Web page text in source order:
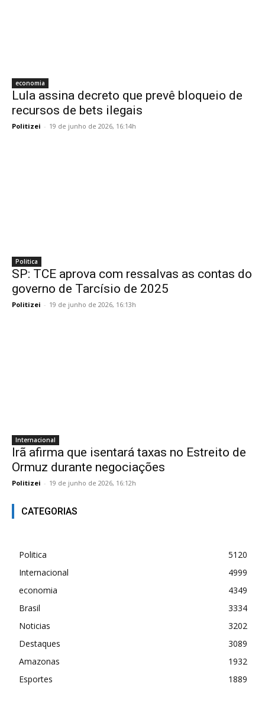
economia
Lula assina decreto que prevê bloqueio de
recursos de bets ilegais
Politizei - 19 de junho de 2026, 16:14h
Politica
SP: TCE aprova com ressalvas as contas do
governo de Tarcísio de 2025
Politizei - 19 de junho de 2026, 16:13h
Internacional
Irã afirma que isentará taxas no Estreito de
Ormuz durante negociações
Politizei - 19 de junho de 2026, 16:12h
CATEGORIAS
Politica
5120
Internacional
4999
economia
4349
Brasil
3334
Noticias
3202
Destaques
3089
Amazonas
1932
Esportes
1889